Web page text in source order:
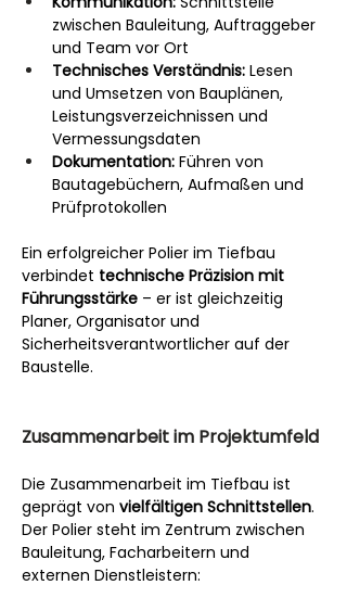
zwischen Bauleitung, Auftraggeber
und Team vor Ort
Technisches Verständnis: Lesen
und Umsetzen von Bauplänen,
Leistungsverzeichnissen und
Vermessungsdaten
Dokumentation: Führen von
Bautagebüchern, Aufmaßen und
Prüfprotokollen
Ein erfolgreicher Polier im Tiefbau
verbindet technische Präzision mit
Führungsstärke – er ist gleichzeitig
Planer, Organisator und
Sicherheitsverantwortlicher auf der
Baustelle.
Zusammenarbeit im Projektumfeld
Die Zusammenarbeit im Tiefbau ist
geprägt von vielfältigen Schnittstellen.
Der Polier steht im Zentrum zwischen
Bauleitung, Facharbeitern und
externen Dienstleistern: